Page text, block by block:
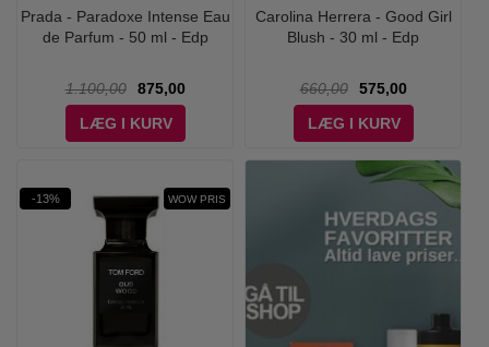
Prada - Paradoxe Intense Eau
de Parfum - 50 ml - Edp
1.100,00
875,00
LÆG I KURV
Carolina Herrera - Good Girl
Blush - 30 ml - Edp
660,00
575,00
LÆG I KURV
-13% WOW PRIS